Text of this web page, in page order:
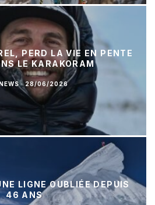
PERD LA VIE EN PENTE
LE KARAKORAM
· 28/06/2026
LIGNE OUBLIÉE DEPUIS
46 ANS